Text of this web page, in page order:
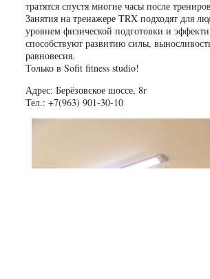
тратятся спустя многие часы после
Занятия на тренажере TRX подходят для
уровнем физической подготовки и
способствуют развитию силы,
равновесия.
Только в Sofit fitness studio!
Адрес: Берёзовское шоссе, 8г
Тел.: +7(963) 901-30-10